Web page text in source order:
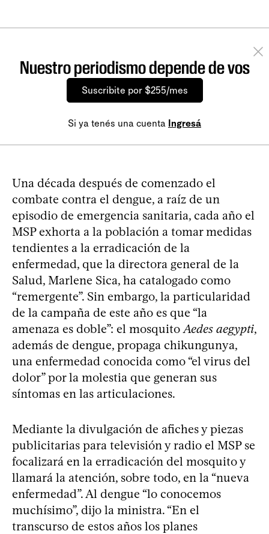
Nuestro periodismo depende de vos
Suscribite por $255/mes
Si ya tenés una cuenta Ingresá
Una década después de comenzado el
combate contra el dengue, a raíz de un
episodio de emergencia sanitaria, cada año el
MSP exhorta a la población a tomar medidas
tendientes a la erradicación de la
enfermedad, que la directora general de la
Salud, Marlene Sica, ha catalogado como
“remergente”. Sin embargo, la particularidad
de la campaña de este año es que “la
amenaza es doble”: el mosquito Aedes aegypti,
además de dengue, propaga chikungunya,
una enfermedad conocida como “el virus del
dolor” por la molestia que generan sus
síntomas en las articulaciones.
Mediante la divulgación de afiches y piezas
publicitarias para televisión y radio el MSP se
focalizará en la erradicación del mosquito y
llamará la atención, sobre todo, en la “nueva
enfermedad”. Al dengue “lo conocemos
muchísimo”, dijo la ministra. “En el
transcurso de estos años los planes